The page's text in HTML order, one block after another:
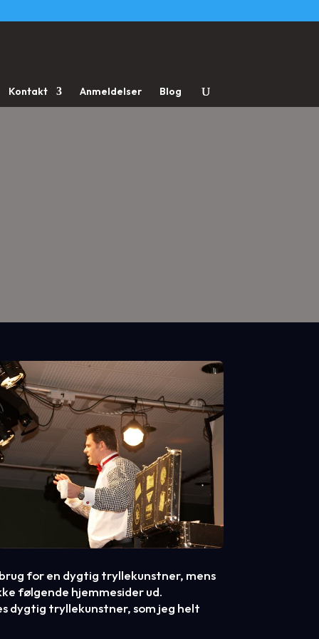
Kontakt Anmeldelser Blog
for en dygtig tryllekunstner, mens
følgende hjemmesider ud.
dygtig tryllekunstner, som jeg helt